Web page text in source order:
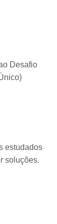
Desafio
estudados
soluções.